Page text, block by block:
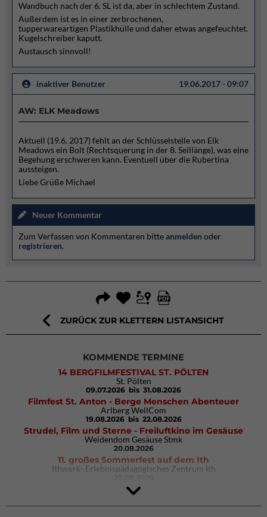
Wandbuch nach der 6. SL ist da, aber in schlechtem Zustand.
Außerdem ist es in einer zerbrochenen,
tupperwareartigen Plastikhülle und daher etwas angefeuchtet.
Kugelschreiber kaputt.
Austausch sinnvoll!
inaktiver Benutzer 19.06.2017 - 09:07
AW: ELK Meadows
Aktuell (19.6. 2017) fehlt an der Schlüsselstelle von Elk
Meadows ein Bolt (Rechtsquerung in der 8. Seillänge), was eine
Begehung erschweren kann. Eventuell über die Rubertina
aussteigen.
Liebe Grüße Michael
Neuer Kommentar
Zum Verfassen von Kommentaren bitteanmelden oder
registrieren.
ZURÜCK ZUR KLETTERN LISTANSICHT
KOMMENDE TERMINE
14 BERGFILMFESTIVAL ST. PÖLTEN
St. Pölten
09.07.2026 bis 31.08.2026
Filmfest St. Anton - Berge Menschen Abenteuer
Arlberg WellCom
19.08.2026 bis 22.08.2026
Strudel, Film und Sterne - Freiluftkino im Gesäuse
Weidendom Gesäuse Stmk
20.08.2026
11. großes Sommerfest auf dem Ith
Ithwerk- Erlebnispädagogisches Zentrum Ith
4Blocs KIDS 2026
DAV Kletter- & Boulderzentrum München Süd (Thalkirchen)
26.09.2026